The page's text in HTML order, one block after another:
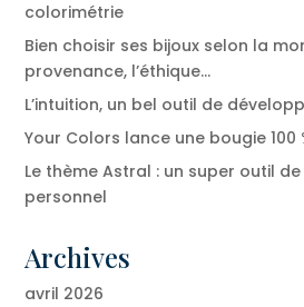
colorimétrie
Bien choisir ses bijoux selon la
provenance, l’éthique…
L’intuition, un bel outil de
Your Colors lance une bougie 100
Le thème Astral : un super outil
personnel
Archives
avril 2026